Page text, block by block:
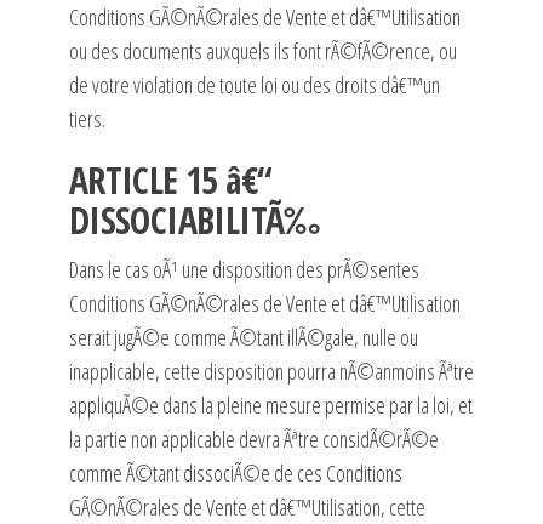
Conditions GÃ©nÃ©rales de Vente et dâ€™Utilisation
ou des documents auxquels ils font rÃ©fÃ©rence, ou
de votre violation de toute loi ou des droits dâ€™un
tiers.
ARTICLE 15 â€“
DISSOCIABILITÃ‰
Dans le cas oÃ¹ une disposition des prÃ©sentes
Conditions GÃ©nÃ©rales de Vente et dâ€™Utilisation
serait jugÃ©e comme Ã©tant illÃ©gale, nulle ou
inapplicable, cette disposition pourra nÃ©anmoins Ãªtre
appliquÃ©e dans la pleine mesure permise par la loi, et
la partie non applicable devra Ãªtre considÃ©rÃ©e
comme Ã©tant dissociÃ©e de ces Conditions
GÃ©nÃ©rales de Vente et dâ€™Utilisation, cette